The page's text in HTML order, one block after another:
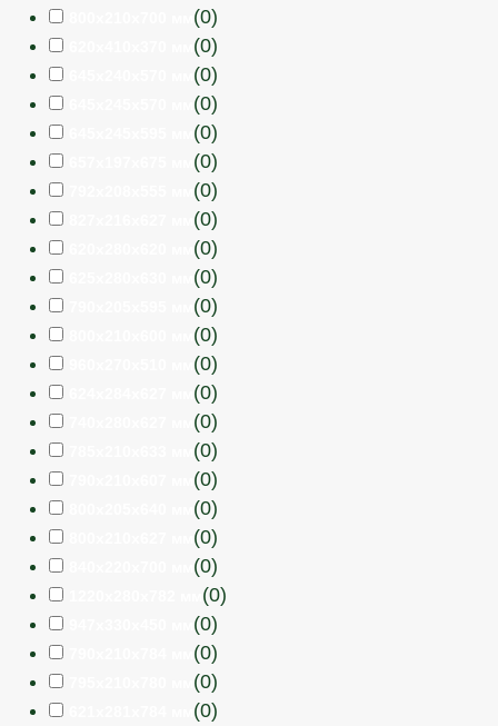
(0)
(0)
(0)
(0)
(0)
(0)
(0)
(0)
(0)
(0)
(0)
(0)
(0)
(0)
(0)
(0)
(0)
(0)
(0)
(0)
(0)
(0)
(0)
(0)
(0)